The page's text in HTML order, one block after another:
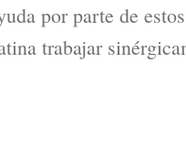
por parte de
trabajar